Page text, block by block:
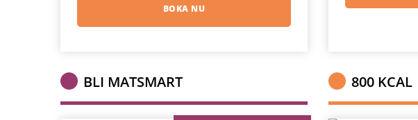
BOKA NU
BLI MATSMART 800 KCAL